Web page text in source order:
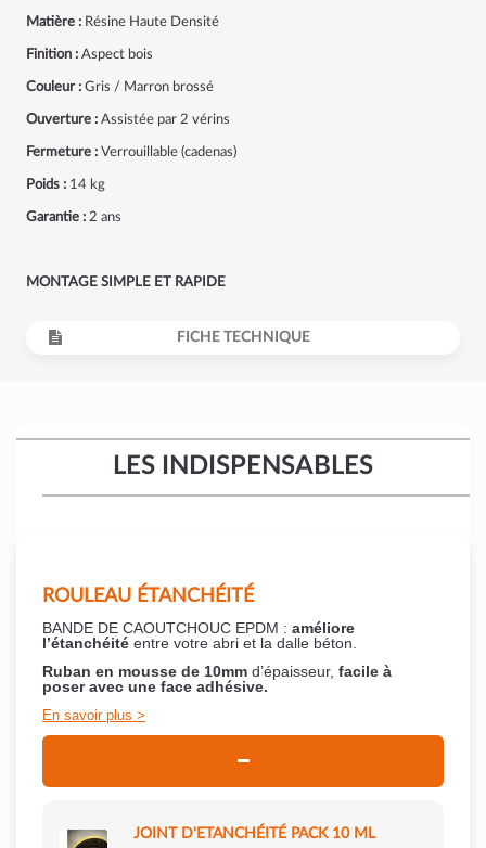
Matière : Résine Haute Densité
Finition : Aspect bois
Couleur : Gris / Marron brossé
Ouverture : Assistée par 2 vérins
Fermeture : Verrouillable (cadenas)
Poids : 14 kg
Garantie : 2 ans
MONTAGE SIMPLE ET RAPIDE
FICHE TECHNIQUE
LES INDISPENSABLES
ROULEAU ÉTANCHÉITÉ
BANDE DE CAOUTCHOUC EPDM : améliore
l’étanchéité entre votre abri et la dalle béton.
Ruban en mousse de 10mm d’épaisseur, facile à
poser avec une face adhésive.
En savoir plus
JOINT D'ETANCHÉITÉ PACK 10 ML